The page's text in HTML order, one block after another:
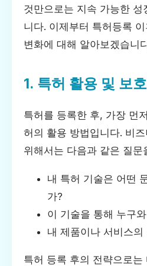
것만으로는 지속 가능한 성
니다. 이제부터 특허등록
변화에 대해 알아보겠습니
1. 특허 활용 및 보
특허를 등록한 후, 가장 먼
허의 활용 방법입니다. 비
위해서는 다음과 같은 질문
내 특허 기술은 어떤
가?
이 기술을 통해 누구
내 제품이나 서비스
특허 등록 후의 전략으로는